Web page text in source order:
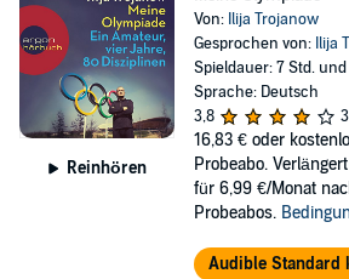
Reinhören
Von: Ilija Trojanow
Gesprochen von: Ilija
Spieldauer: 7 Std.
Sprache: Deutsch
3,8
16,83 € oder
Probeabo.
für 6,99 €/Monat
Probeabos.
Audible Standard